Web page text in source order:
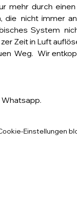
mehr  durch
nicht  immer
System
Zeit in Luft
Weg.   Wir
Einstellungen